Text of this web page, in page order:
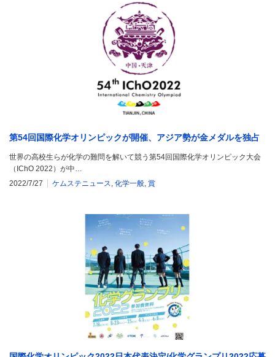
第54回国際化学オリンピックが開催、アジア勢が金メダルを独占
世界の高校生らが化学の難問を解いて競う第54回国際化学オリンピック大会
（IChO 2022）が中…
2022/7/27
ケムステニュース, 化学一般, 賞